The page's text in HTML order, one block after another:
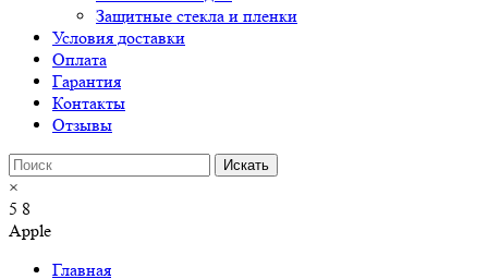
Защитные стекла и пленки
Условия доставки
Оплата
Гарантия
Контакты
Отзывы
×
5 8
Apple
Главная